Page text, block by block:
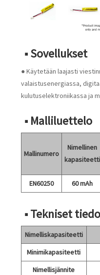
■ Sovellukset
● Käytetään laajasti
valaistusenergiassa,
kulutuselektroniikassa ja
■ Malliluettelo
Mallinumero
Nimellinen
kapasiteetti
EN60250
60 mAh
■ Tekniset
Nimelliskapasiteetti
Minimikapasiteetti
Nimellisjännite